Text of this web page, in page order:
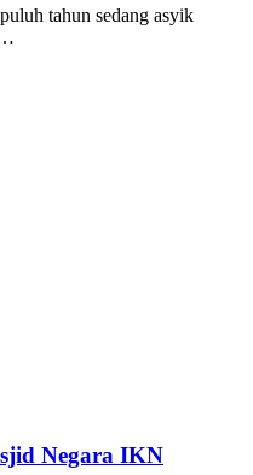
tahun sedang asyik
Negara IKN